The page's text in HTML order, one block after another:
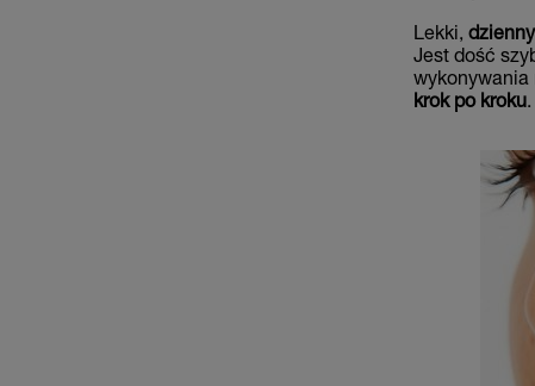
Lekki,
Jest dość
krok po kroku.